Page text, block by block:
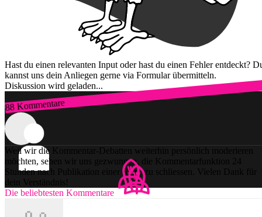
Hast du einen relevanten Input oder hast du einen Fehler entdeckt?
kannst uns dein Anliegen gerne via Formular übermitteln.
Diskussion wird geladen...
88 Kommentare
Zum Login
Weil wir die Kommentar-Debatten weiterhin persönlich moderieren
möchten, sehen wir uns gezwungen, die Kommentarfunktion 24
Stunden nach Publikation einer Story zu schliessen. Vielen Dank für
dein Verständnis!
Die beliebtesten Kommentare